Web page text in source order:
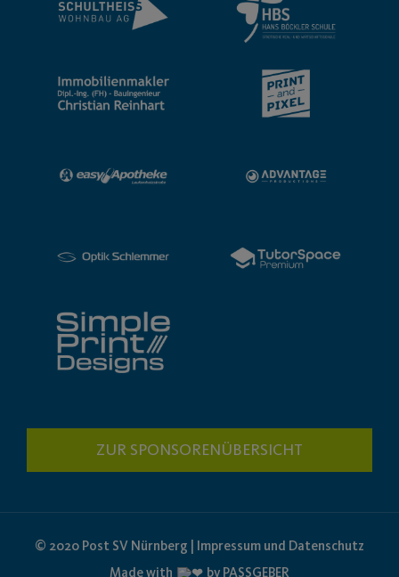
ZUR SPONSORENÜBERSICHT
© 2020 Post SV Nürnberg | Impressum und Datenschutz
Made with
by PASSGEBER